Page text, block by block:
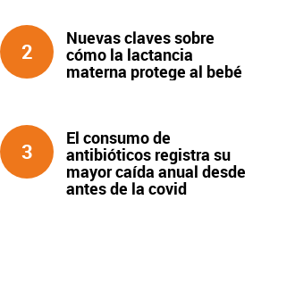
2
Nuevas claves sobre
cómo la lactancia
materna protege al bebé
3
El consumo de
antibióticos registra su
mayor caída anual desde
antes de la covid